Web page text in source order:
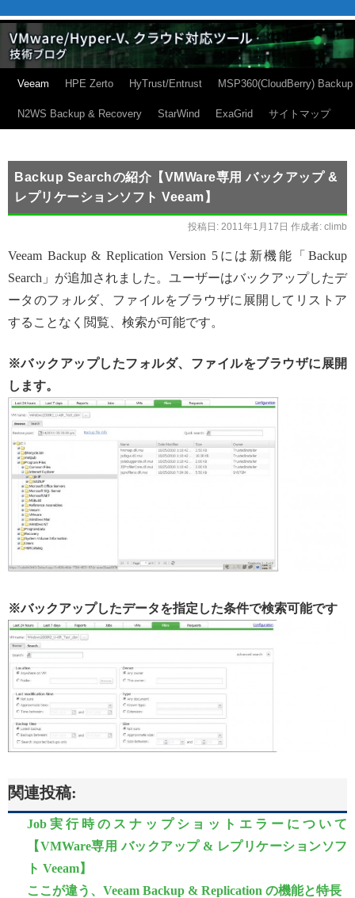
Veeam HPE Zerto HyTrust/Entrust MSP360(CloudBerry) Backup
N2WS Backup & Recovery StarWind ExaGrid サイトマップ
Backup Searchの紹介【VMWare専用 バックアップ &
レプリケーションソフト Veeam】
投稿日: 2011年1月17日 作成者: climb
Veeam Backup & Replication Version 5には新機能「Backup
Search」が追加されました。ユーザーはバックアップしたデ
ータのフォルダ、ファイルをブラウザに展開してリストア
することなく閲覧、検索が可能です。
※バックアップしたフォルダ、ファイルをブラウザに展開
します。
※バックアップしたデータを指定した条件で検索可能です
関連投稿:
Job実行時のスナップショットエラーについて
【VMWare専用 バックアップ & レプリケーションソフ
ト Veeam】
ここが違う、Veeam Backup & Replication の機能と特長